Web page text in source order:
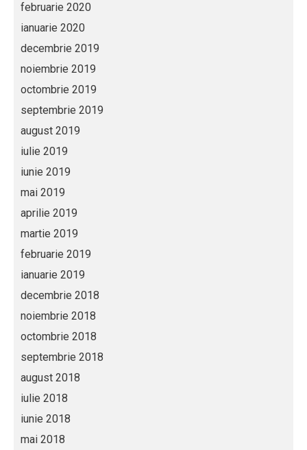
februarie 2020
ianuarie 2020
decembrie 2019
noiembrie 2019
octombrie 2019
septembrie 2019
august 2019
iulie 2019
iunie 2019
mai 2019
aprilie 2019
martie 2019
februarie 2019
ianuarie 2019
decembrie 2018
noiembrie 2018
octombrie 2018
septembrie 2018
august 2018
iulie 2018
iunie 2018
mai 2018